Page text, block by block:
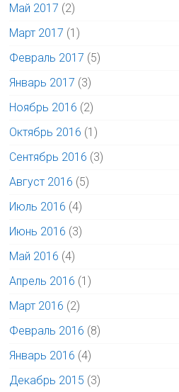
Май 2017 (2)
Март 2017 (1)
Февраль 2017 (5)
Январь 2017 (3)
Ноябрь 2016 (2)
Октябрь 2016 (1)
Сентябрь 2016 (3)
Август 2016 (5)
Июль 2016 (4)
Июнь 2016 (3)
Май 2016 (4)
Апрель 2016 (1)
Март 2016 (2)
Февраль 2016 (8)
Январь 2016 (4)
Декабрь 2015 (3)